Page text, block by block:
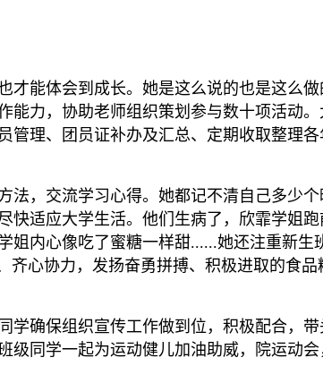
能体会到成长。她是这么说的也是这么
力，协助老师组织策划参与数十项活动
理、团员证补办及汇总、定期收取整理
，交流学习心得。她都记不清自己多少
适应大学生活。他们生病了，欣霏学姐跑
内心像吃了蜜糖一样甜......她还注重新生
心协力，发扬奋勇拼搏、积极进取的食
确保组织宣传工作做到位，积极配合，
同学一起为运动健儿加油助威，院运动